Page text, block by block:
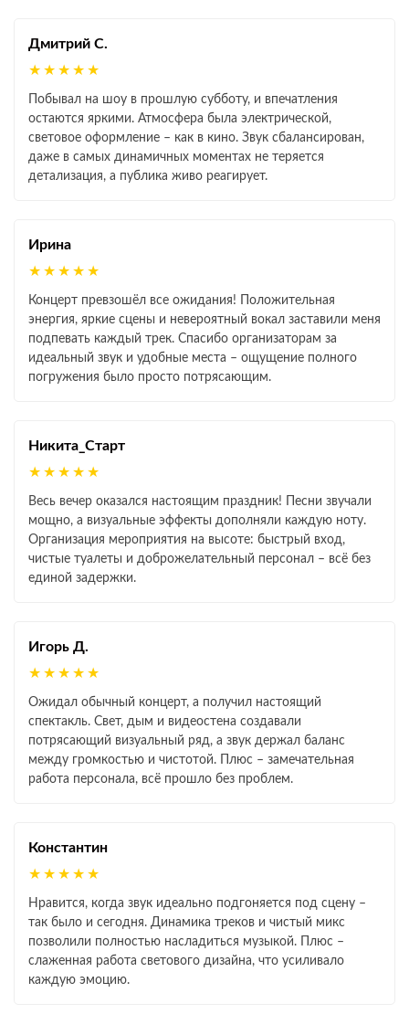
Дмитрий С.
★★★★★
Побывал на шоу в прошлую субботу, и впечатления
остаются яркими. Атмосфера была электрической,
световое оформление – как в кино. Звук сбалансирован,
даже в самых динамичных моментах не теряется
детализация, а публика живо реагирует.
Ирина
★★★★★
Концерт превзошёл все ожидания! Положительная
энергия, яркие сцены и невероятный вокал заставили меня
подпевать каждый трек. Спасибо организаторам за
идеальный звук и удобные места – ощущение полного
погружения было просто потрясающим.
Никита_Старт
★★★★★
Весь вечер оказался настоящим праздник! Песни звучали
мощно, а визуальные эффекты дополняли каждую ноту.
Организация мероприятия на высоте: быстрый вход,
чистые туалеты и доброжелательный персонал – всё без
единой задержки.
Игорь Д.
★★★★★
Ожидал обычный концерт, а получил настоящий
спектакль. Свет, дым и видеостена создавали
потрясающий визуальный ряд, а звук держал баланс
между громкостью и чистотой. Плюс – замечательная
работа персонала, всё прошло без проблем.
Константин
★★★★★
Нравится, когда звук идеально подгоняется под сцену –
так было и сегодня. Динамика треков и чистый микс
позволили полностью насладиться музыкой. Плюс –
слаженная работа светового дизайна, что усиливало
каждую эмоцию.